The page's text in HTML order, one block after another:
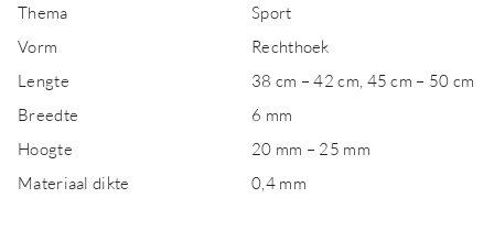
Thema
Sport
Vorm
Rechthoek
Lengte
38 cm – 42 cm, 45 cm – 50 cm
Breedte
6 mm
Hoogte
20 mm – 25 mm
Materiaal dikte
0,4 mm